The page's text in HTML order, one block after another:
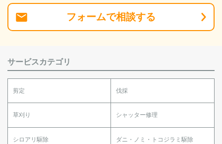
フォームで相談する
サービスカテゴリ
剪定 伐採
草刈り シャッター修理
シロアリ駆除 ダニ・ノミ・トコジラミ駆除